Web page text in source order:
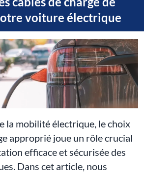
voiture électrique
la mobilité électrique, le choix
approprié joue un rôle crucial
efficace et sécurisée des
Dans cet article, nous